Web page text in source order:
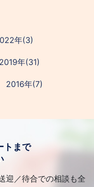
年(3)
2019年(31)
2016年(7)
トまで
迎／待合での相談も全